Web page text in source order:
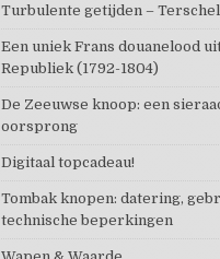
Turbulente getijden –
Een uniek Frans douanelood
Republiek (1792-1804)
De Zeeuwse knoop: een
oorsprong
Digitaal topcadeau!
Tombak knopen: datering,
technische beperkingen